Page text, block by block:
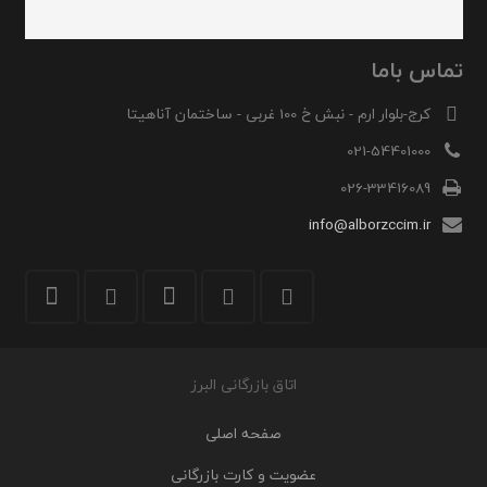
تماس باما
کرج-بلوار ارم - نبش خ 100 غربی - ساختمان آناهیتا
021-54401000
026-33416089
info@alborzccim.ir
اتاق بازرگانی البرز
صفحه اصلی
عضویت و کارت بازرگانی